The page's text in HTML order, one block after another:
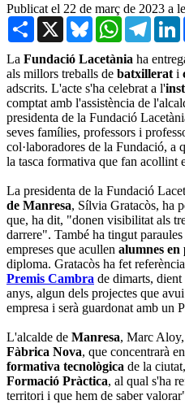
Publicat el 22 de març de 2023 a
Share X BlueskyWhatsApp
La Fundació Lacetània ha
als millors treballs de batxillerat i
adscrits. L'acte s'ha celebrat a l'
comptat amb l'assistència de
presidenta de la Fundació
seves famílies, professors i
col·laboradores de la Fundació, a
la tasca formativa que fan acollint
La presidenta de la Fundació
de Manresa, Sílvia Gratacòs, ha
que, ha dit, "donen visibilitat als
darrere". També ha tingut
empreses que acullen alumnes en
diploma. Gratacòs ha fet
Premis Cambra de dimarts,
anys, algun dels projectes que
empresa i serà guardonat amb un
L'alcalde de Manresa, Marc
Fàbrica Nova, que concentrarà
formativa tecnològica de la
Formació Pràctica, al qual s'ha
territori i que hem de saber